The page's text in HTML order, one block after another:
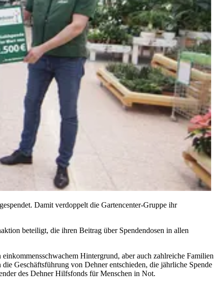
Damit verdoppelt die Gartencenter-Gruppe ihr
beteiligt, die ihren Beitrag über Spendendosen in allen
Hintergrund, aber auch zahlreiche Familien
Geschäftsführung von Dehner entschieden, die jährliche Spende
des Dehner Hilfsfonds für Menschen in Not.